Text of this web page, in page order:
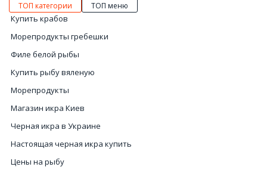
ТОП категории ТОП меню
Купить крабов
Морепродукты гребешки
Филе белой рыбы
Купить рыбу вяленую
Морепродукты
Магазин икра Киев
Черная икра в Украине
Настоящая черная икра купить
Цены на рыбу